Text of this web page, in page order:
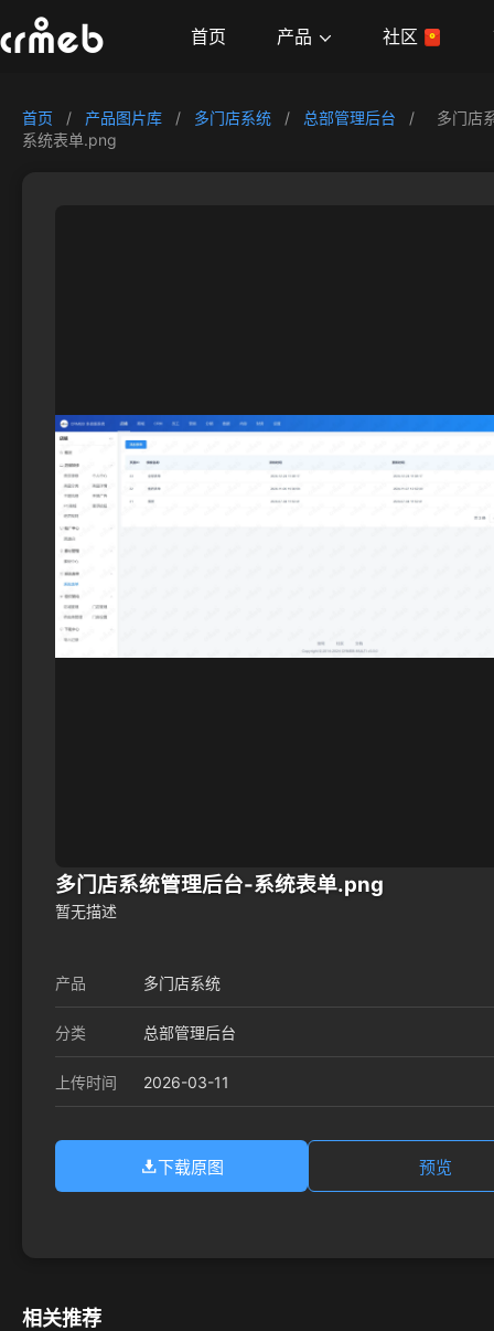
首页 产品 社区
首页 / 产品图片库 / 多门店系统 / 总部管理后台 /
多门店
系统表单.png
多门店系统管理后台-系统表单.png
暂无描述
产品 多门店系统
分类 总部管理后台
上传时间 2026-03-11
下载原图 预览
相关推荐